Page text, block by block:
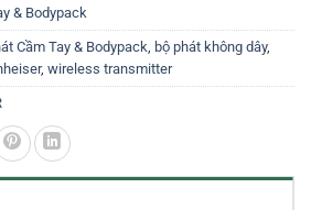
& Bodypack
Cầm Tay & Bodypack bộ phát không dây,
, wireless transmitter